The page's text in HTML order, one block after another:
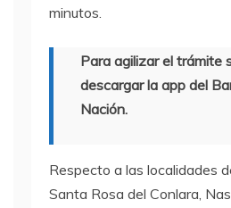
minutos.
Para agilizar el trámite
descargar la app del
Nación.
Respecto a las localidades
Santa Rosa del Conlara,